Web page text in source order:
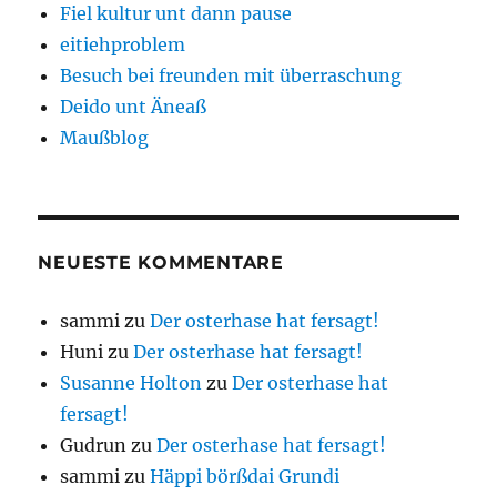
Fiel kultur unt dann pause
eitiehproblem
Besuch bei freunden mit überraschung
Deido unt Äneaß
Maußblog
NEUESTE KOMMENTARE
sammi zuDer osterhase hat fersagt!
Huni zuDer osterhase hat fersagt!
Susanne Holton zuDer osterhase hat
fersagt!
Gudrun zuDer osterhase hat fersagt!
sammi zuHäppi börßdai Grundi